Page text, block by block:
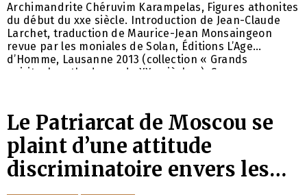
Archimandrite Chéruvim Karampelas, Figures athonites
du début du xxe siècle. Introduction de Jean-Claude
Larchet, traduction de Maurice-Jean Monsaingeon
revue par les moniales de Solan, Éditions L’Age
d’Homme, Lausanne 2013 (collection « Grands
spirituels orthodoxes du XXe siècle »). Ce nouveau
remarquables du Mont-Athos dont la sainteté s’est
révélée lors des premières décennies du xxe siècle :
Le Patriarcat de Moscou se
plaint d’une attitude
discriminatoire envers les